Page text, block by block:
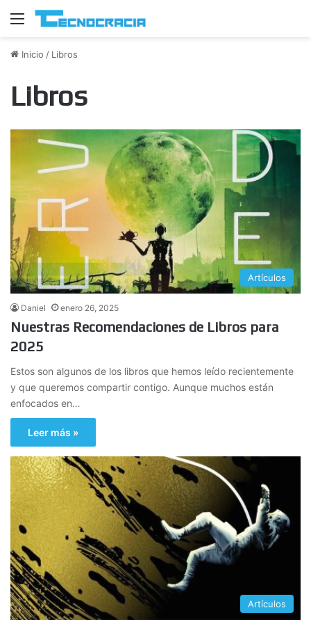
Menú
Inicio / Libros
Libros
Artículos
Daniel enero 26, 2025
Nuestras Recomendaciones de Libros para
2025
Estos son algunos de los libros que hemos leído recientemente
y que queremos compartir contigo. Aunque muchos están
enfocados en…
Leer más »
Artículos